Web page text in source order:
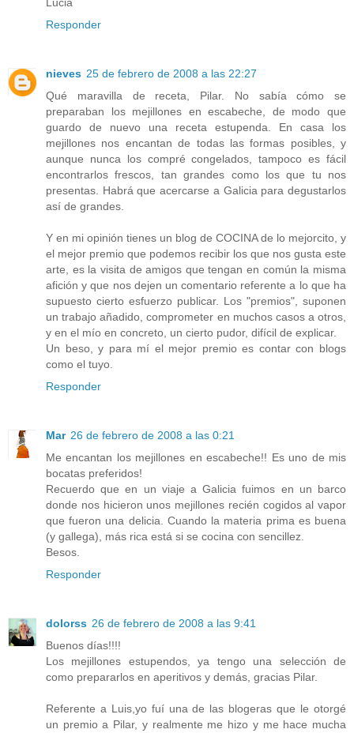
Lucia
Responder
nieves 25 de febrero de 2008 a las 22:27
Qué maravilla de receta, Pilar. No sabía cómo se
preparaban los mejillones en escabeche, de modo que
guardo de nuevo una receta estupenda. En casa los
mejillones nos encantan de todas las formas posibles, y
aunque nunca los compré congelados, tampoco es fácil
encontrarlos frescos, tan grandes como los que tu nos
presentas. Habrá que acercarse a Galicia para degustarlos
así de grandes.
Y en mi opinión tienes un blog de COCINA de lo mejorcito, y
el mejor premio que podemos recibir los que nos gusta este
arte, es la visita de amigos que tengan en común la misma
afición y que nos dejen un comentario referente a lo que ha
supuesto cierto esfuerzo publicar. Los "premios", suponen
un trabajo añadido, comprometer en muchos casos a otros,
y en el mío en concreto, un cierto pudor, difícil de explicar.
Un beso, y para mí el mejor premio es contar con blogs
como el tuyo.
Responder
Mar 26 de febrero de 2008 a las 0:21
Me encantan los mejillones en escabeche!! Es uno de mis
bocatas preferidos!
Recuerdo que en un viaje a Galicia fuimos en un barco
donde nos hicieron unos mejillones recién cogidos al vapor
que fueron una delicia. Cuando la materia prima es buena
(y gallega), más rica está si se cocina con sencillez.
Besos.
Responder
dolorss 26 de febrero de 2008 a las 9:41
Buenos días!!!!
Los mejillones estupendos, ya tengo una selección de
como prepararlos en aperitivos y demás, gracias Pilar.
Referente a Luis,yo fuí una de las blogeras que le otorgé
un premio a Pilar, y realmente me hizo y me hace mucha